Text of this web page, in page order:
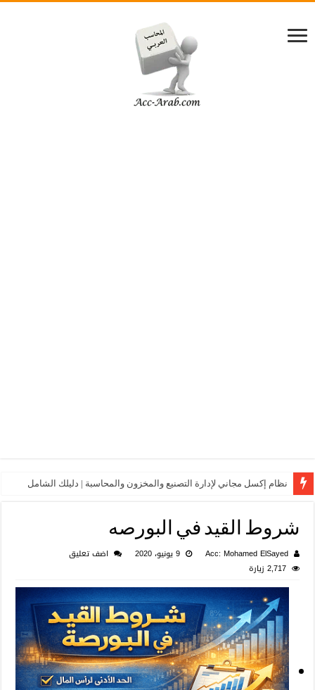
نظام إكسل مجاني لإدارة التصنيع والمخزون والمحاسبة | دليلك الشامل
شروط القيد في البورصه
Acc: Mohamed ElSayed 9 يونيو، 2020
اضف تعليق
2,717 زيارة